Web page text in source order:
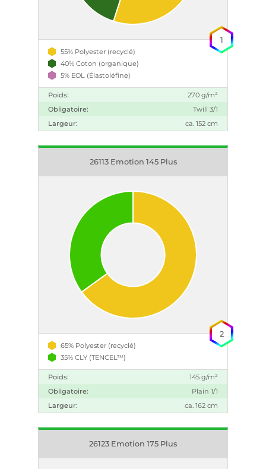
55% Polyester (recyclé)
40% Coton (organique)
5% EOL (Élastoléfine)
Poids:
270 g/m²
Obligatoire:
Twill 3/1
Largeur:
ca. 152 cm
1
26113 Emotion 145 Plus
65% Polyester (recyclé)
35% CLY (TENCEL™)
Poids:
145 g/m²
Obligatoire:
Plain 1/1
Largeur:
ca. 162 cm
2
26123 Emotion 175 Plus